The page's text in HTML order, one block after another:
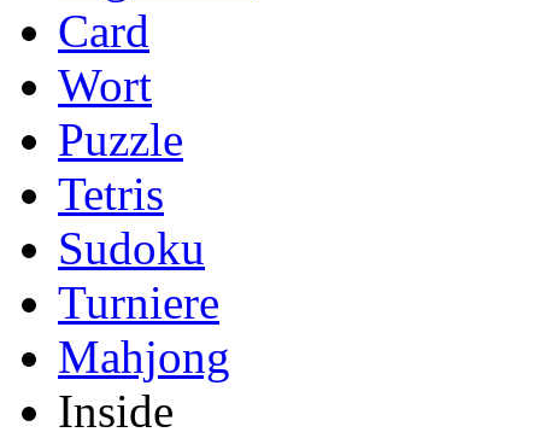
Card
Wort
Puzzle
Tetris
Sudoku
Turniere
Mahjong
Inside